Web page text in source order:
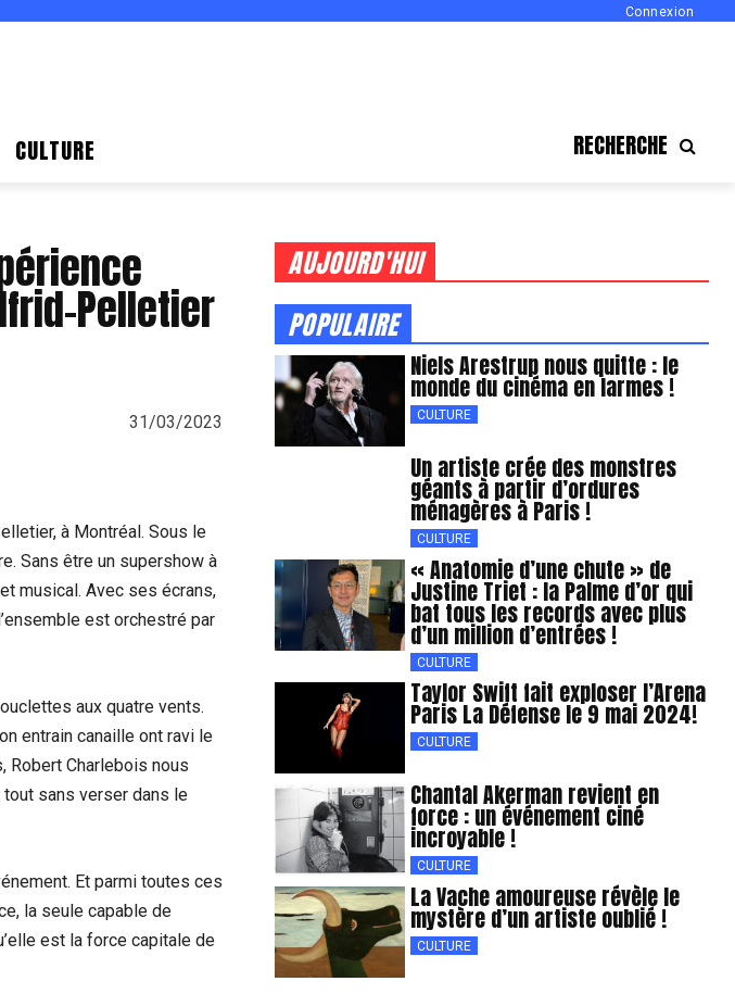
Connexion
CULTURE RECHERCHE
Pelletier
31/03/2023
à Montréal. Sous le
Sans être un supershow à
musical. Avec ses écrans,
est orchestré par
aux quatre vents.
entrain canaille ont ravi le
Robert Charlebois nous
tout sans verser dans le
Et parmi toutes ces
la seule capable de
est la force capitale de
AUJOURD'HUI
POPULAIRE
Niels Arestrup nous quitte : le
monde du cinéma en larmes !
CULTURE
Un artiste crée des monstres
géants à partir d’ordures
ménagères à Paris !
CULTURE
« Anatomie d’une chute » de
Justine Triet : la Palme d’or qui
bat tous les records avec plus
d’un million d’entrées !
CULTURE
Taylor Swift fait exploser l’Arena
Paris La Défense le 9 mai 2024!
CULTURE
Chantal Akerman revient en
force : un événement ciné
incroyable !
CULTURE
La Vache amoureuse révèle le
mystère d’un artiste oublié !
CULTURE